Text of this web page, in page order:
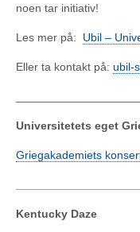
noen tar initiativ!
Les mer på: Ubil –
Eller ta kontakt på: ubil-
Universitetets eget
Griegakademiets
Kentucky Daze